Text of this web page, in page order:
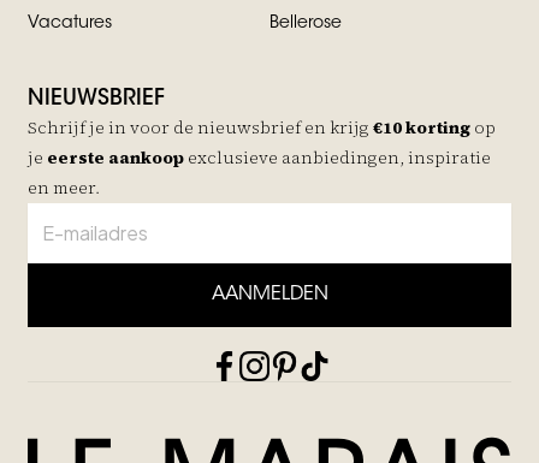
Vacatures
Bellerose
NIEUWSBRIEF
Schrijf je in voor de nieuwsbrief en krijg €10 korting op
je eerste aankoop exclusieve aanbiedingen, inspiratie
en meer.
AANMELDEN